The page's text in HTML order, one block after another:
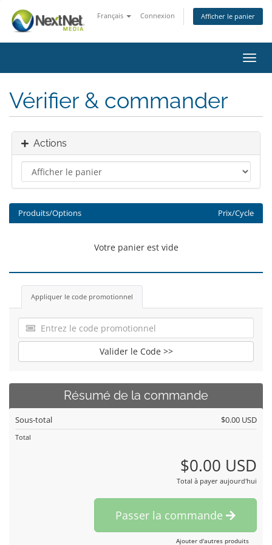
Français Connexion Afficher le panier
la
Vérifier & commander
Actions
Produits/Options Prix/Cycle
Votre panier est vide
Appliquer le code promotionnel
Valider le Code >>
Résumé de la commande
Sous-total $0.00 USD
Total
$0.00 USD
Total à payer aujourd'hui
Passer la commande
Ajouter d'autres produits